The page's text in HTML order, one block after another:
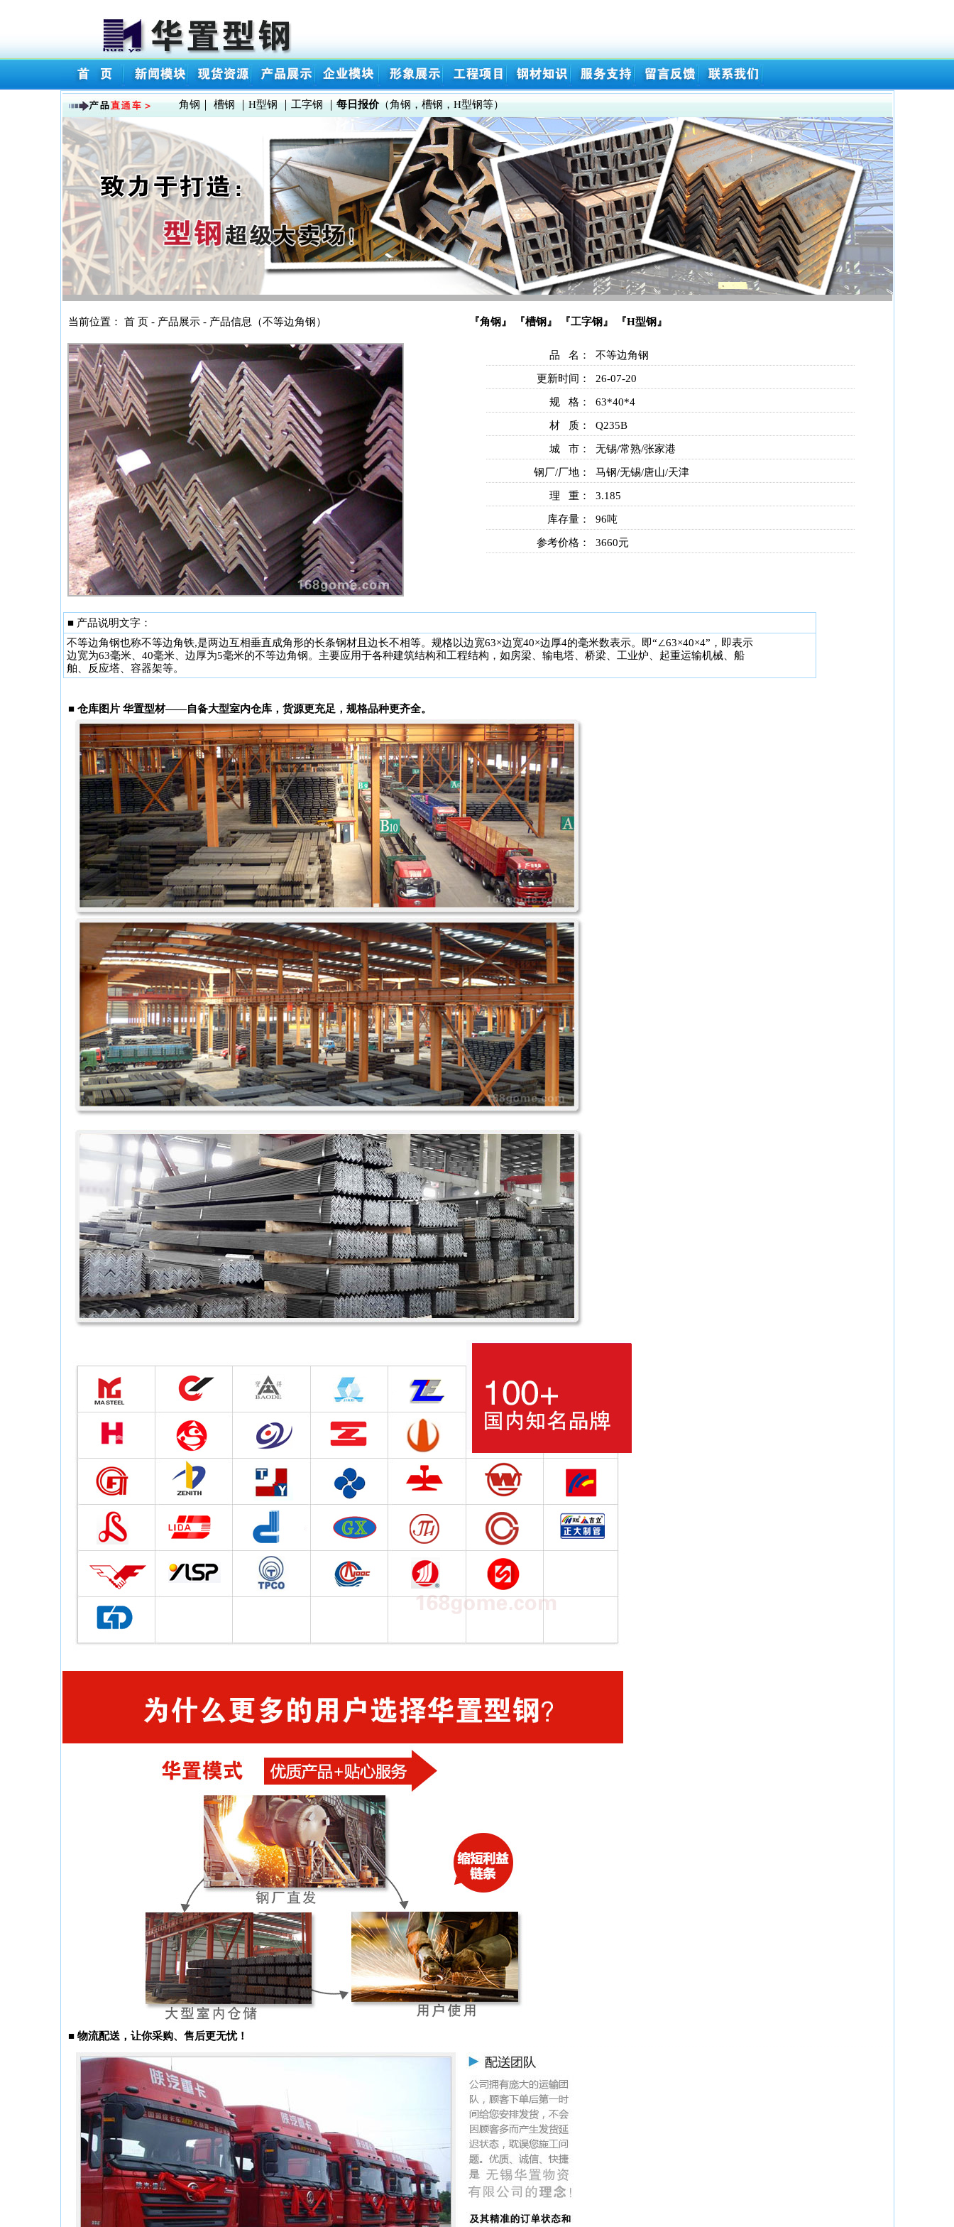
角钢｜槽钢｜H型钢｜工字钢｜每日报价（角钢，槽钢，H型钢等）
当前位置： 首 页 - 产品展示- 产品信息（不等边角钢） 『角钢』 『槽钢』 『工字钢 』 『H型钢』
品 名： 不等边角钢
更新时间： 26-07-20
规 格： 63*40*4
材 质： Q235B
城 市： 无锡/常熟/张家港
钢厂/厂地： 马钢/无锡/唐山/天津
理 重： 3.185
库存量： 96吨
参考价格： 3660元
■ 产品说明文字：
不等边角钢也称不等边角铁,是两边互相垂直成角形的长条钢材且边长不相等。规格以边宽63×边宽40×边厚4的毫米数表示。即“∠63×40×4”，即表示
边宽为63毫米、40毫米、边厚为5毫米的不等边角钢。主要应用于各种建筑结构和工程结构，如房梁、输电塔、桥梁、工业炉、起重运输机械、船
舶、反应塔、容器架等。
■ 仓库图片 华置型材——自备大型室内仓库，货源更充足，规格品种更齐全。
■ 物流配送，让你采购、售后更无忧！